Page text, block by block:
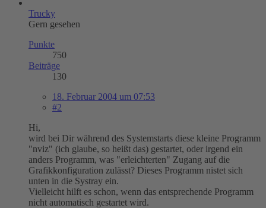
Trucky
Gern gesehen
Punkte
750
Beiträge
130
18. Februar 2004 um 07:53
#2
Hi,
wird bei Dir während des Systemstarts diese kleine Programm
"nviz" (ich glaube, so heißt das) gestartet, oder irgend ein
anders Programm, was "erleichterten" Zugang auf die
Grafikkonfiguration zulässt? Dieses Programm nistet sich
unten in die Systray ein.
Vielleicht hilft es schon, wenn das entsprechende Programm
nicht automatisch gestartet wird.